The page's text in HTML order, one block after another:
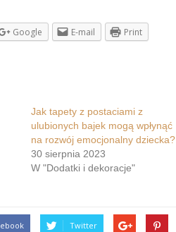
Google E-mail Print
Jak tapety z postaciami z
ulubionych bajek mogą wpłynąć
na rozwój emocjonalny dziecka?
30 sierpnia 2023
W "Dodatki i dekoracje"
Twitter